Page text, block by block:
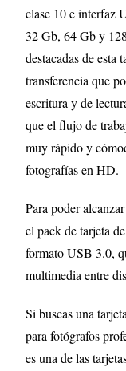
clase 10 e interfaz
32 Gb, 64 Gb y
destacadas de esta
transferencia que
escritura y de
que el flujo de
muy rápido y
fotografías en HD.
Para poder
el pack de tarjeta
formato USB 3.0,
multimedia entre
Si buscas una
para fotógrafos
es una de las